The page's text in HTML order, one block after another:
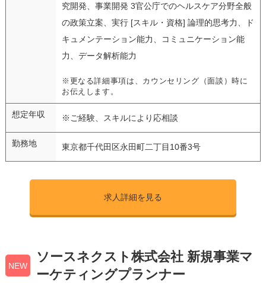
究開発、事業開発 3官公庁でのヘルスケア分野全般
の政策立案、実行 [スキル・資格] 論理的思考力、ド
キュメンテーション能力、コミュニケーション能
力、データ解析能力
※更なる詳細事項は、カウンセリング（面談）時に
お伝えします。
想定年収 ※ご経験、スキルにより応相談
勤務地 東京都千代田区永田町二丁目10番3号
求人詳細を見る
NEW
ソースネクスト株式会社 新規事業マ
ーケティングプランナー